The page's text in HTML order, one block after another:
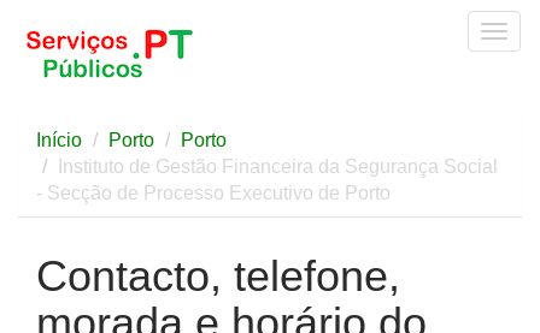
Início Porto
Porto
Instituto de Gestão Financeira da Segurança Social
- Secção de Processo Executivo de Porto
Contacto, telefone,
morada e horário do